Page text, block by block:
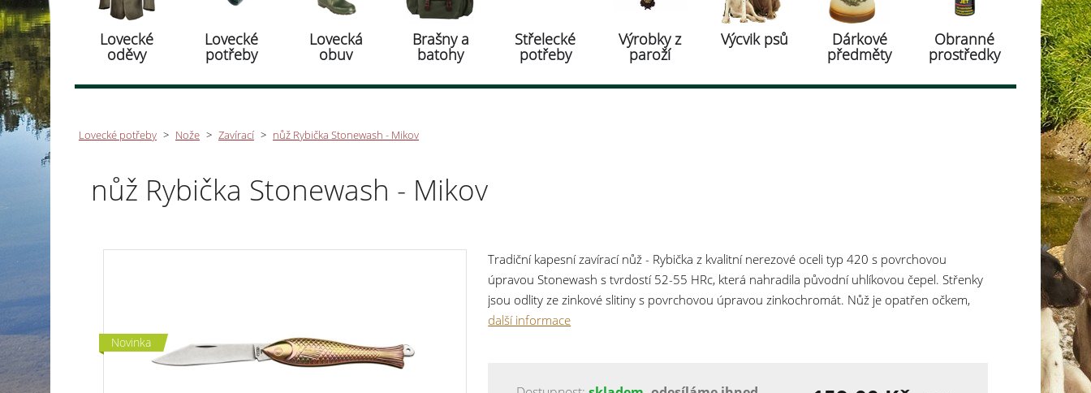
Lovecké
oděvy
Lovecké
potřeby
Lovecká
obuv
Brašny a
batohy
Střelecké
potřeby
Výrobky z
paroží
Výcvik psů Dárkové
předměty
Obranné
prostředky
Lovecké potřeby > Nože > Zavírací > nůž Rybička Stonewash - Mikov
nůž Rybička Stonewash - Mikov
Novinka
Tradiční kapesní zavírací nůž - Rybička z kvalitní nerezové oceli typ 420 s povrchovou
úpravou Stonewash s tvrdostí 52-55 HRc, která nahradila původní uhlíkovou čepel. Střenky
jsou odlity ze zinkové slitiny s povrchovou úpravou zinkochromát. Nůž je opatřen očkem,
pro případné provlečení šńůrky. K noži Rybička, je možné dokoupit i dárkovou krabičku a
další informace